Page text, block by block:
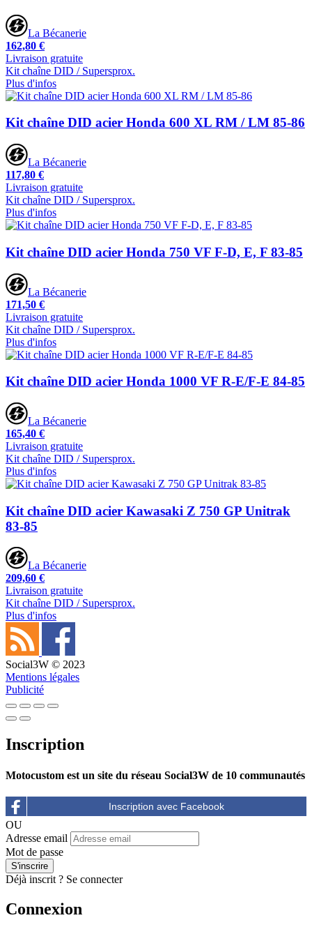
La Bécanerie
162,80 €
Livraison gratuite
Kit chaîne DID / Supersprox.
Plus d'infos
Kit chaîne DID acier Honda 600 XL RM / LM 85-86
La Bécanerie
117,80 €
Livraison gratuite
Kit chaîne DID / Supersprox.
Plus d'infos
Kit chaîne DID acier Honda 750 VF F-D, E, F 83-85
La Bécanerie
171,50 €
Livraison gratuite
Kit chaîne DID / Supersprox.
Plus d'infos
Kit chaîne DID acier Honda 1000 VF R-E/F-E 84-85
La Bécanerie
165,40 €
Livraison gratuite
Kit chaîne DID / Supersprox.
Plus d'infos
Kit chaîne DID acier Kawasaki Z 750 GP Unitrak
83-85
La Bécanerie
209,60 €
Livraison gratuite
Kit chaîne DID / Supersprox.
Plus d'infos
Social3W © 2023
Mentions légales
Publicité
Inscription
Motocustom est un site du réseau Social3W de 10 communautés
OU
Adresse email
Mot de passe
Déjà inscrit ? Se connecter
Connexion